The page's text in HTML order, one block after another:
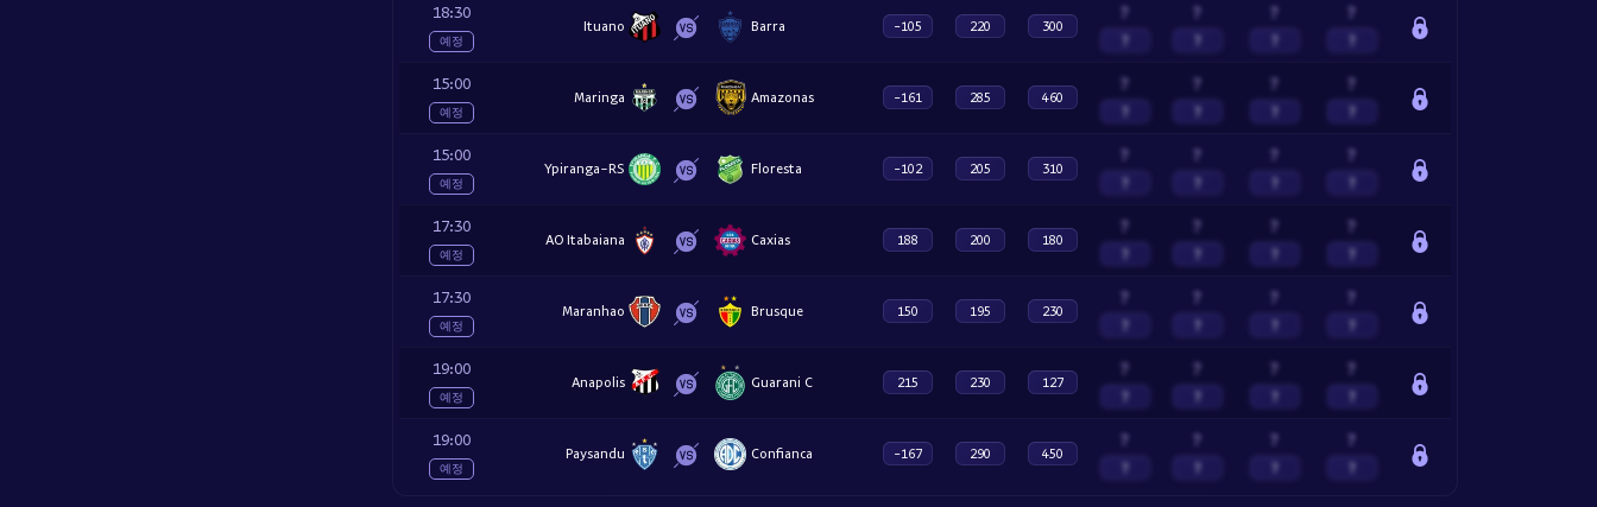
18:30
예정
Ituano Barra -105 220 300
? ? ? ?
15:00
예정
Maringa Amazonas -161 285 460
? ? ? ?
15:00
예정
Ypiranga-RS Floresta -102 205 310
? ? ? ?
17:30
예정
AO Itabaiana Caxias 188 200 180
? ? ? ?
17:30
예정
Maranhao Brusque 150 195 230
? ? ? ?
19:00
예정
Anapolis Guarani C 215 230 127
? ? ? ?
19:00
예정
Paysandu Confianca -167 290 450
? ? ? ?